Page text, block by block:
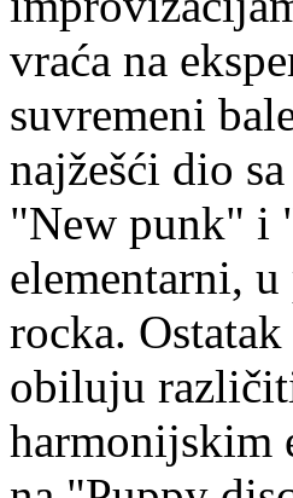
vraća na
suvremeni
najžešći dio
"New punk" i
elementarni,
rocka.
obiluju
harmonijskim